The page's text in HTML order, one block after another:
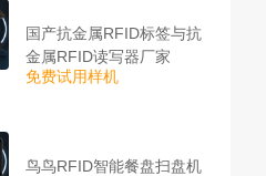
国产抗金属RFID标签与抗
金属RFID读写器厂家
免费试用样机
鸟鸟RFID智能餐盘扫盘机